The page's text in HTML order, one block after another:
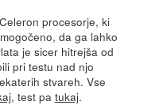
procesorje, ki
da ga lahko
je sicer hitrejša od
pri testu nad njo
stvareh. Vse
, test pa tukaj.